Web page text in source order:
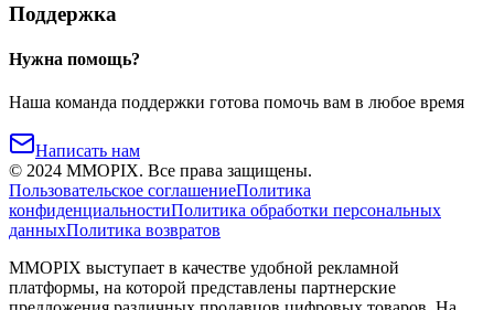
Поддержка
Нужна помощь?
Наша команда поддержки готова помочь вам в любое время
Написать нам
© 2024 MMOPIX. Все права защищены.
Пользовательское соглашениеПолитика
конфиденциальностиПолитика обработки персональных
данныхПолитика возвратов
MMOPIX выступает в качестве удобной рекламной
платформы, на которой представлены партнерские